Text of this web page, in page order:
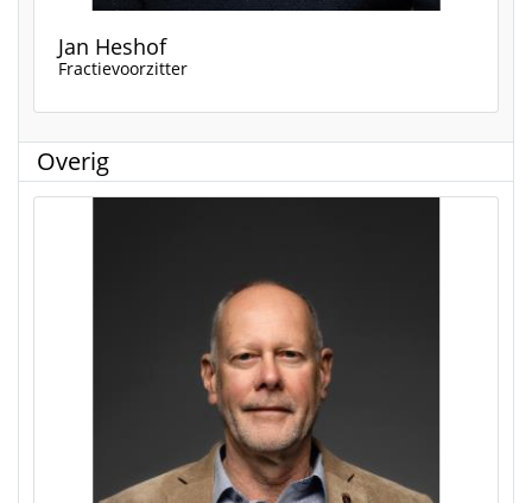
Jan Heshof
Fractievoorzitter
Overig